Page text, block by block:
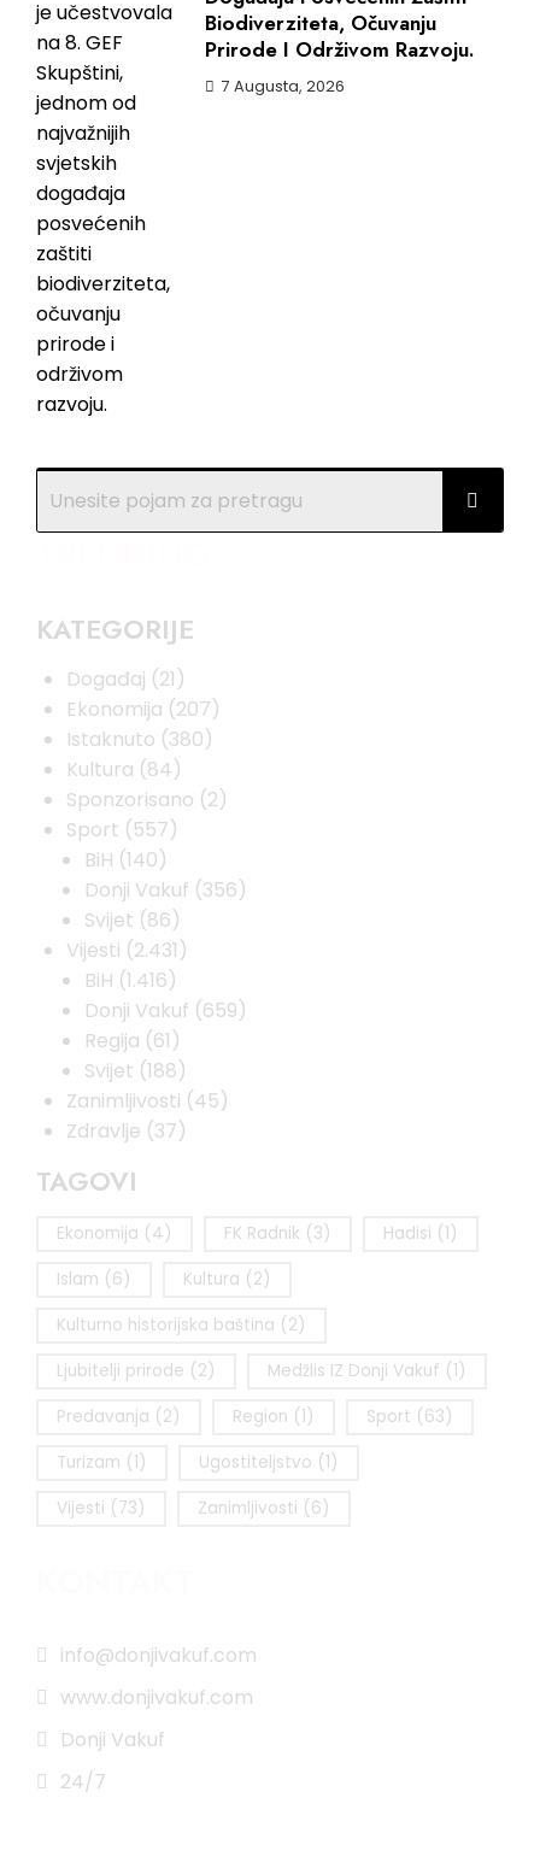
Biodiverziteta, Očuvanju
Prirode I Održivom Razvoju.
7 Augusta, 2026
KATEGORIJE
Događaj (21)
Ekonomija (207)
Istaknuto (380)
Kultura (84)
Sponzorisano (2)
Sport (557)
BiH (140)
Donji Vakuf (356)
Svijet (86)
Vijesti (2.431)
BiH (1.416)
Donji Vakuf (659)
Regija (61)
Svijet (188)
Zanimljivosti (45)
Zdravlje (37)
TAGOVI
Ekonomija (4) FK Radnik (3) Hadisi (1)
Islam (6) Kultura (2)
Kulturno historijska baština (2)
Ljubitelji prirode (2) Medžlis IZ Donji Vakuf (1)
Predavanja (2) Region (1) Sport (63)
Turizam (1) Ugostiteljstvo (1)
Vijesti (73) Zanimljivosti (6)
info@donjivakuf.com
www.donjivakuf.com
Donji Vakuf
24/7